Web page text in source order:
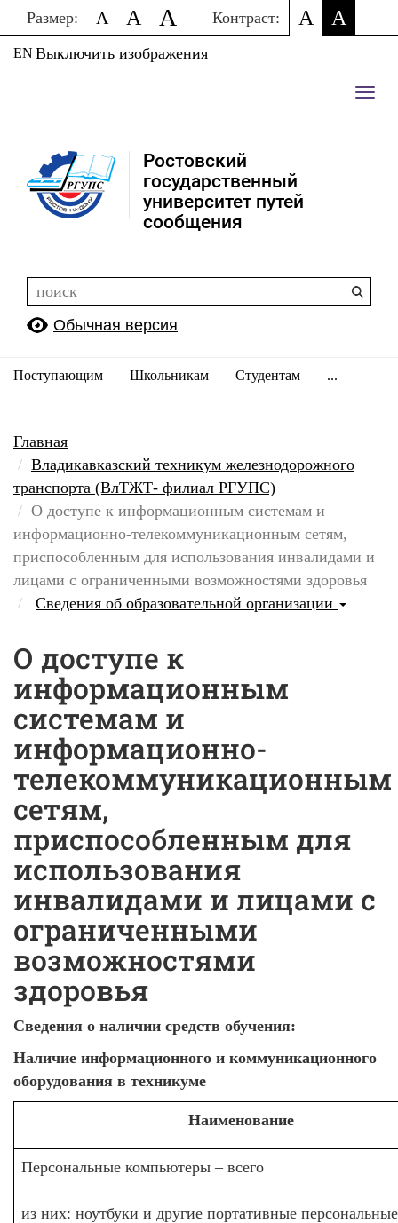
Размер: A A A Контраст: A A
Выключить изображения
EN
Ростовский
государственный
университет путей
сообщения
Обычная версия
Поступающим Школьникам Студентам ...
Главная
Владикавказский техникум железнодорожного
транспорта (ВлТЖТ- филиал РГУПС)
О доступе к информационным системам и
информационно-телекоммуникационным сетям,
приспособленным для использования инвалидами и
лицами с ограниченными возможностями здоровья
Сведения об образовательной организации
О доступе к
информационным
системам и
информационно-
телекоммуникационным
сетям,
приспособленным для
использования
инвалидами и лицами с
ограниченными
возможностями
здоровья
Сведения о наличии средств обучения:
Наличие информационного и коммуникационного
оборудования в техникуме
Наименование
Персональные компьютеры – всего
из них: ноутбуки и другие портативные персональные